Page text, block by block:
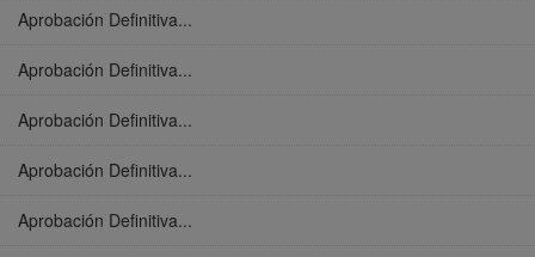
Aprobación Definitiva...
Aprobación Definitiva...
Aprobación Definitiva...
Aprobación Definitiva...
Aprobación Definitiva...